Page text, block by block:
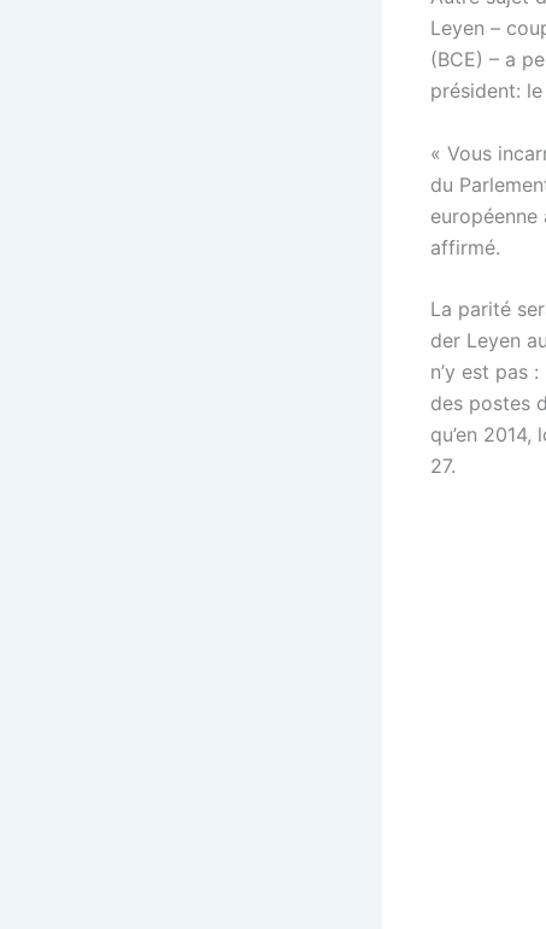
Leyen –
(BCE) – a
président:
« Vous
du
européenne
affirmé.
La parité
der Leyen
n’y est pas
des postes
qu’en
27.